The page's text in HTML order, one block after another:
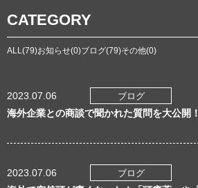
CATEGORY
ALL(79)お知らせ(0)ブログ(79)その他(0)
2023.07.06 ブログ
海外企業との商談で聞かれた質問を大公開！
2023.07.06 ブログ